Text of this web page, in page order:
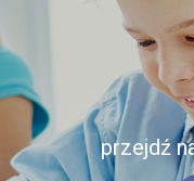
przejdź